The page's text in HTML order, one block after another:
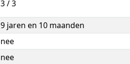
3 / 3
9 jaren en 10 maanden
nee
nee